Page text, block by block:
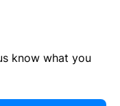
know what you